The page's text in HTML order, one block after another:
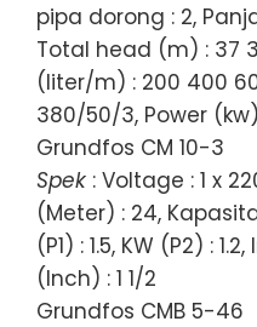
pipa dorong : 2,
Total head (m) : 37
(liter/m) : 200 400
380/50/3, Power
Grundfos CM 10-3
Spek : Voltage : 1 x
(Meter) : 24,
(P1) : 1.5, KW (P2) :
(Inch) : 1 1/2
Grundfos CMB 5-46